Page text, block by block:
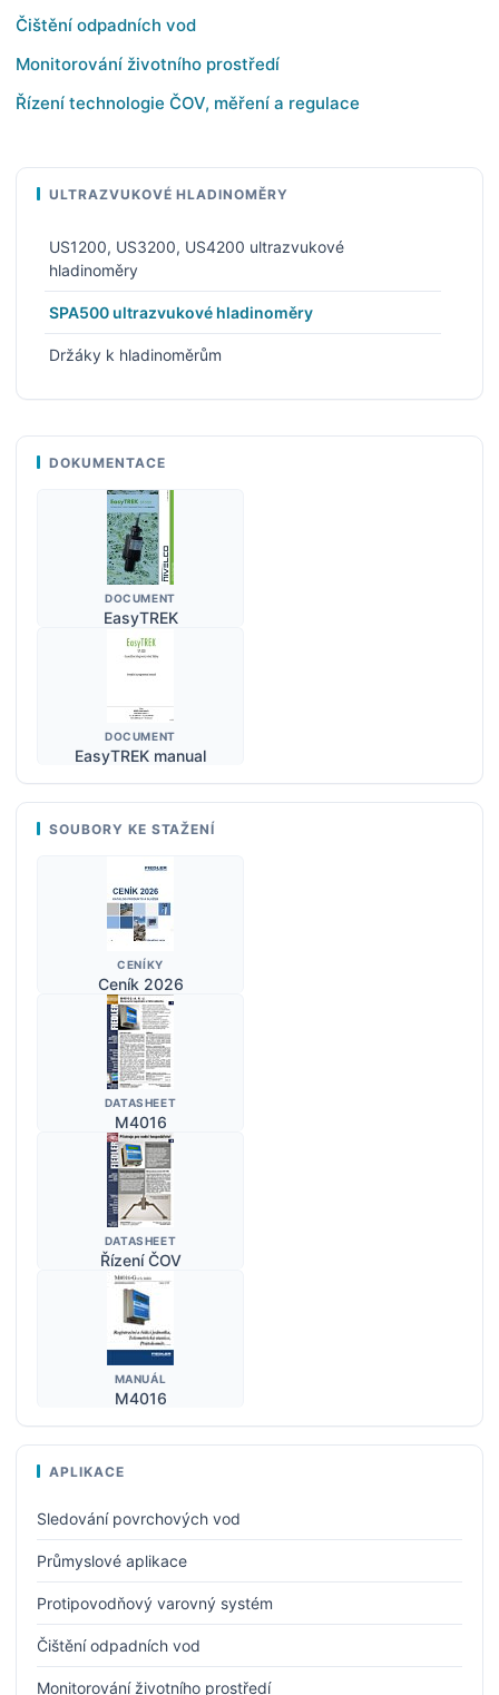
Čištění odpadních vod
Monitorování životního prostředí
Řízení technologie ČOV, měření a regulace
ULTRAZVUKOVÉ HLADINOMĚRY
US1200, US3200, US4200 ultrazvukové
hladinoměry
SPA500 ultrazvukové hladinoměry
Držáky k hladinoměrům
DOKUMENTACE
DOCUMENT
EasyTREK
DOCUMENT
EasyTREK manual
SOUBORY KE STAŽENÍ
CENÍKY
Ceník 2026
DATASHEET
M4016
DATASHEET
Řízení ČOV
MANUÁL
M4016
APLIKACE
Sledování povrchových vod
Průmyslové aplikace
Protipovodňový varovný systém
Čištění odpadních vod
Monitorování životního prostředí